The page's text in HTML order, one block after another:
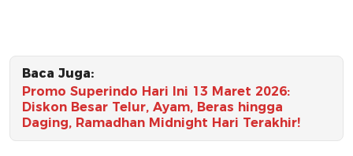
Baca Juga:
Promo Superindo Hari Ini 13 Maret 2026:
Diskon Besar Telur, Ayam, Beras hingga
Daging, Ramadhan Midnight Hari Terakhir!